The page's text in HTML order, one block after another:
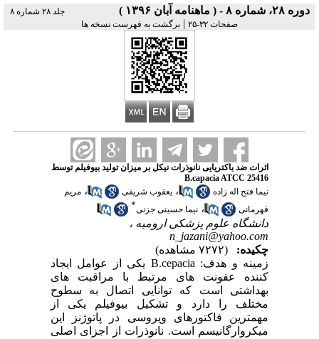
دوره ۲۸، شماره ۸ - ( ماهنامه آبان ۱۳۹۶ )
جلد ۲۸ شماره ۸
صفحات ۳۲-۲۵
| برگشت به فهرست نسخه ها
اثرات ضد باکتریایی نانوذرات نیکل بر میزان تولید بیوفیلم توسط
B.capacia ATCC 25416
نیما فتح اله زاده
، یعقوب شریفی ، مریم
قهرمانی
، نیما حسینی جزنی*
دانشگاه علوم پزشکی ارومیه ،
n_jazani@yahoo.com
چکیده:
(۷۲۷۲ مشاهده)
زمینه و هدف: B.cepacia یکی از عوامل ایجاد
کننده عفونت های مرتبط با مراقبت های
بهداشتی است که توانایی اتصال به سطوح
مختلف را دارد و تشکیل بیوفیلم یکی از
مهمترین فاکتورهای ویروسی در پاتوژنز این
میکروارگانیسم است. نانوذرات از اجزای اصلی